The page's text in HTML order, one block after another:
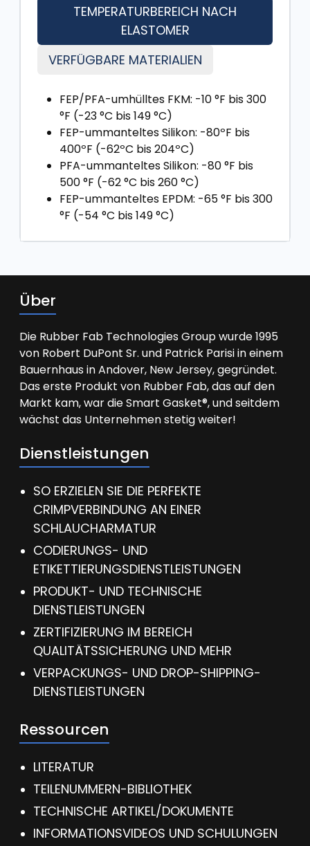
TEMPERATURBEREICH NACH
ELASTOMER
VERFÜGBARE MATERIALIEN
FEP/PFA-umhülltes FKM: -10 °F bis 300
°F (-23 °C bis 149 °C)
FEP-ummanteltes Silikon: -80ºF bis
400ºF (-62ºC bis 204ºC)
PFA-ummanteltes Silikon: -80 °F bis
500 °F (-62 °C bis 260 °C)
FEP-ummanteltes EPDM: -65 °F bis 300
°F (-54 °C bis 149 °C)
Über
Die Rubber Fab Technologies Group wurde 1995
von Robert DuPont Sr. und Patrick Parisi in einem
Bauernhaus in Andover, New Jersey, gegründet.
Das erste Produkt von Rubber Fab, das auf den
Markt kam, war die Smart Gasket®, und seitdem
wächst das Unternehmen stetig weiter!
Dienstleistungen
SO ERZIELEN SIE DIE PERFEKTE
CRIMPVERBINDUNG AN EINER
SCHLAUCHARMATUR
CODIERUNGS- UND
ETIKETTIERUNGSDIENSTLEISTUNGEN
PRODUKT- UND TECHNISCHE
DIENSTLEISTUNGEN
ZERTIFIZIERUNG IM BEREICH
QUALITÄTSSICHERUNG UND MEHR
VERPACKUNGS- UND DROP-SHIPPING-
DIENSTLEISTUNGEN
Ressourcen
LITERATUR
TEILENUMMERN-BIBLIOTHEK
TECHNISCHE ARTIKEL/DOKUMENTE
INFORMATIONSVIDEOS UND SCHULUNGEN